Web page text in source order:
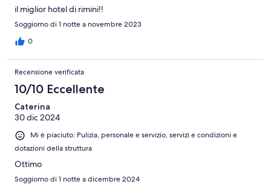
il miglior hotel di rimini!!
Soggiorno di 1 notte a novembre 2023
0
Recensione verificata
10/10 Eccellente
Caterina
30 dic 2024
Mi è piaciuto: Pulizia, personale e servizio, servizi e condizioni e
dotazioni della struttura
Ottimo
Soggiorno di 1 notte a dicembre 2024